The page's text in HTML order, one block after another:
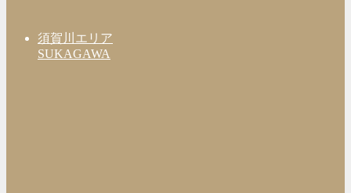
須賀川エリア
SUKAGAWA